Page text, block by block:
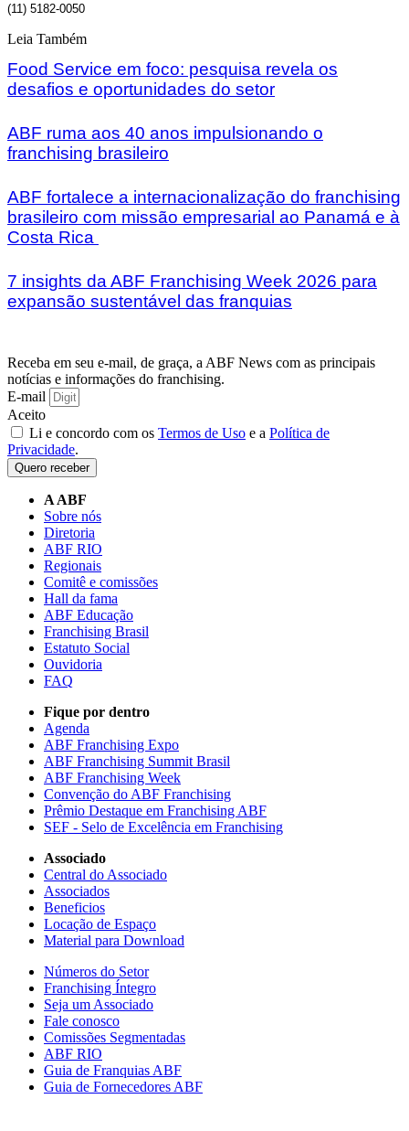
(11) 5182-0050
Leia Também
Food Service em foco: pesquisa revela os
desafios e oportunidades do setor
ABF ruma aos 40 anos impulsionando o
franchising brasileiro
ABF fortalece a internacionalização do franchising
brasileiro com missão empresarial ao Panamá e à
Costa Rica
7 insights da ABF Franchising Week 2026 para
expansão sustentável das franquias
Receba em seu e-mail, de graça, a ABF News com as principais
notícias e informações do franchising.
E-mail
Aceito
Li e concordo com os Termos de Uso e a Política de
Privacidade.
Quero receber
A ABF
Sobre nós
Diretoria
ABF RIO
Regionais
Comitê e comissões
Hall da fama
ABF Educação
Franchising Brasil
Estatuto Social
Ouvidoria
FAQ
Fique por dentro
Agenda
ABF Franchising Expo
ABF Franchising Summit Brasil
ABF Franchising Week
Convenção do ABF Franchising
Prêmio Destaque em Franchising ABF
SEF - Selo de Excelência em Franchising
Associado
Central do Associado
Associados
Beneficios
Locação de Espaço
Material para Download
Números do Setor
Franchising Íntegro
Seja um Associado
Fale conosco
Comissões Segmentadas
ABF RIO
Guia de Franquias ABF
Guia de Fornecedores ABF